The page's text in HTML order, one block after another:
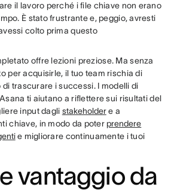
il lavoro perché i file chiave non erano
È stato frustrante e, peggio, avresti
colto prima questo
offre lezioni preziose. Ma senza
per acquisirle, il tuo team rischia di
trascurare i successi. I modelli di
ti aiutano a riflettere sui risultati del
input dagli stakeholdere a
chiave, in modo da poter prendere
e migliorare continuamente i tuoi
vantaggio da